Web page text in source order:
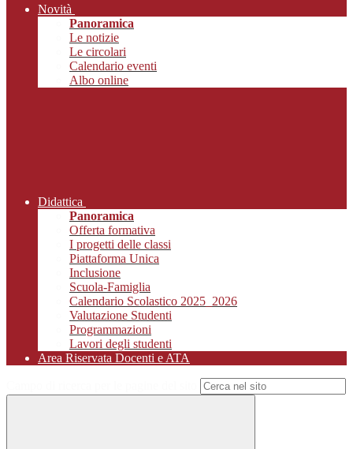
Novità
Panoramica
Le notizie
Le circolari
Calendario eventi
Albo online
Didattica
Panoramica
Offerta formativa
I progetti delle classi
Piattaforma Unica
Inclusione
Scuola-Famiglia
Calendario Scolastico 2025_2026
Valutazione Studenti
Programmazioni
Lavori degli studenti
Area Riservata Docenti e ATA